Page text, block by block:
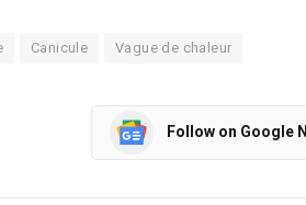
Canicule Vague de chaleur
Follow on Google